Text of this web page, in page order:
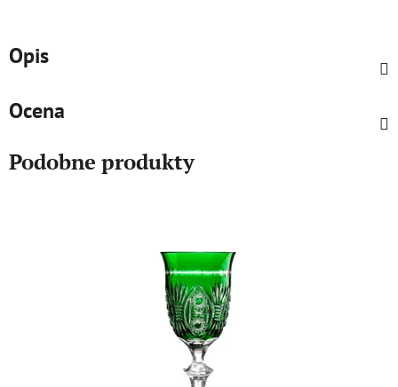
Opis
Ocena
Podobne produkty